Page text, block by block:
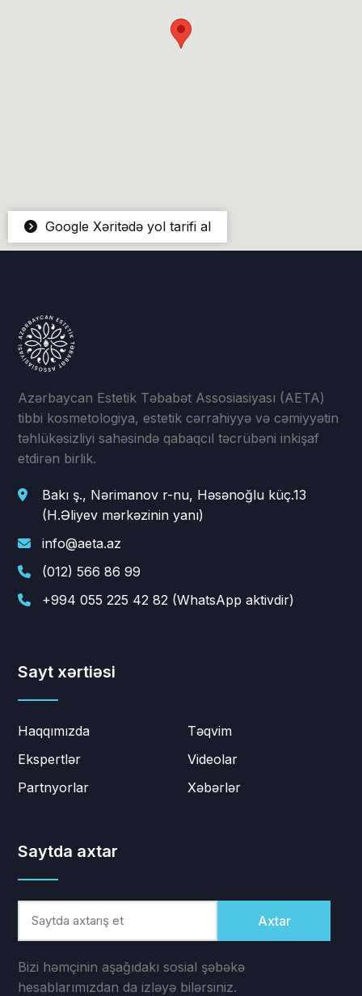
Google Xəritədə yol tarifi al
Azərbaycan Estetik Təbabət Assosiasiyası (AETA)
tibbi kosmetologiya, estetik cərrahiyyə və cəmiyyətin
təhlükəsizliyi sahəsində qabaqcıl təcrübəni inkişaf
etdirən birlik.
Bakı ş., Nərimanov r-nu, Həsənoğlu küç.13
(H.Əliyev mərkəzinin yanı)
info@aeta.az
(012) 566 86 99
+994 055 225 42 82 (WhatsApp aktivdir)
Sayt xərtiəsi
Haqqımızda
Ekspertlər
Partnyorlar
Təqvim
Videolar
Xəbərlər
Saytda axtar
Axtar
Bizi həmçinin aşağıdakı sosial şəbəkə
hesablarımızdan da izləyə bilərsiniz.